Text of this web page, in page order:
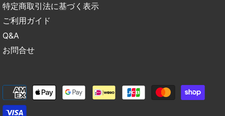
特定商取引法に基づく表示
ご利用ガイド
Q&A
お問合せ